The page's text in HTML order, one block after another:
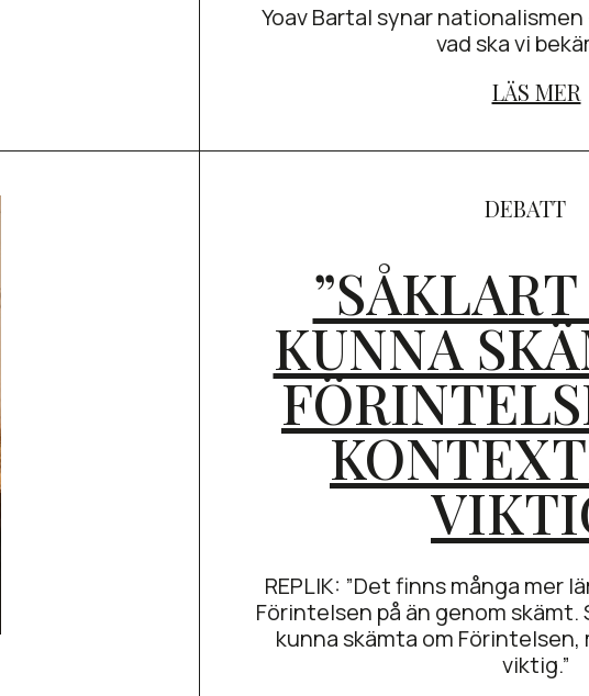
Yoav Bartal synar nationalismen
vad ska vi
LÄS MER
DEBATT
KUNNA
REPLIK: ”Det finns många mer
Förintelsen på än genom
kunna skämta om
viktig.”